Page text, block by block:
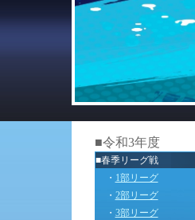
■令和3年度
■春季リーグ戦
・ 1部リーグ
・ 2部リーグ
・ 3部リーグ